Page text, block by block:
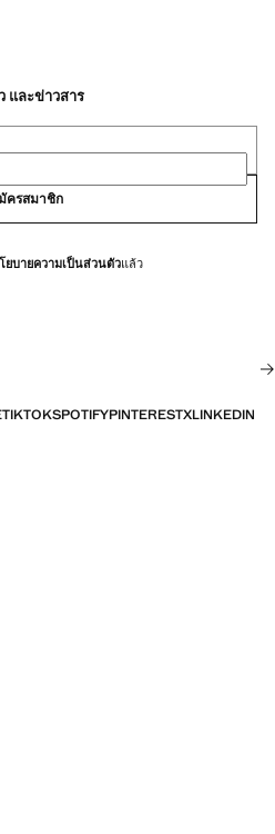
และข่าวสาร
ครสมาชิก
ยบายความเป็นส่วนตัวแล้ว
TIKTOKSPOTIFYPINTERESTXLINKEDIN